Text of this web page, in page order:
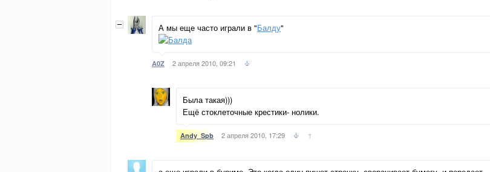
А мы еще часто играли в "Балду"
A0Z 2 апреля 2010, 09:21
Была такая)))
Ещё стоклеточные крестики- нолики.
Andy_Spb 2 апреля 2010, 17:29 ↑